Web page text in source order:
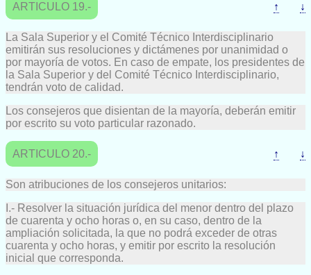
ARTICULO 19.- ↑ ↓
La Sala Superior y el Comité Técnico Interdisciplinario
emitirán sus resoluciones y dictámenes por unanimidad o
por mayoría de votos. En caso de empate, los presidentes de
la Sala Superior y del Comité Técnico Interdisciplinario,
tendrán voto de calidad.
Los consejeros que disientan de la mayoría, deberán emitir
por escrito su voto particular razonado.
ARTICULO 20.- ↑ ↓
Son atribuciones de los consejeros unitarios:
I.- Resolver la situación jurídica del menor dentro del plazo
de cuarenta y ocho horas o, en su caso, dentro de la
ampliación solicitada, la que no podrá exceder de otras
cuarenta y ocho horas, y emitir por escrito la resolución
inicial que corresponda.